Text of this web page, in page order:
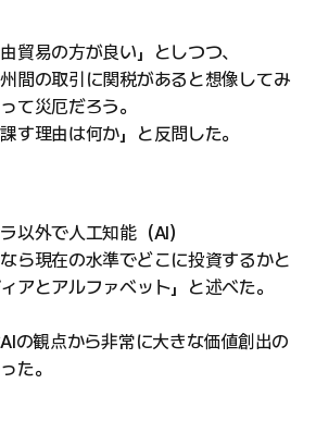
貿易の方が良い」としつつ、
州間の取引に関税があると想像してみ
て災厄だろう。
す理由は何か」と反問した。
以外で人工知能（AI）
ら現在の水準でどこに投資するかと
アとアルファベット」と述べた。
の観点から非常に大きな価値創出の
た。